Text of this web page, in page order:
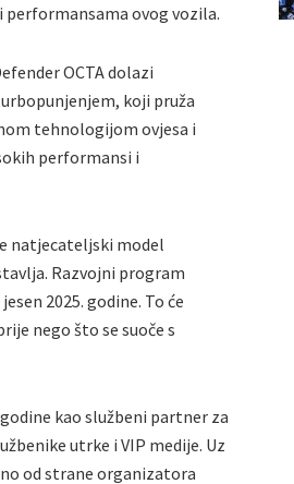
ovog vozila.
OCTA dolazi
koji pruža
tehnologijom ovjesa i
performansi i
natjecateljski model
Razvojni program
2025. godine. To će
nego što se suoče s
kao službeni partner za
utrke i VIP medije. Uz
od strane organizatora